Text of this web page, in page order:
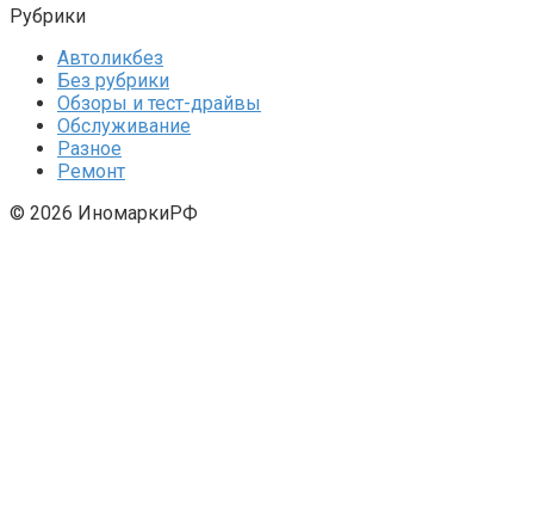
Рубрики
Автоликбез
Без рубрики
Обзоры и тест-драйвы
Обслуживание
Разное
Ремонт
© 2026 ИномаркиРФ